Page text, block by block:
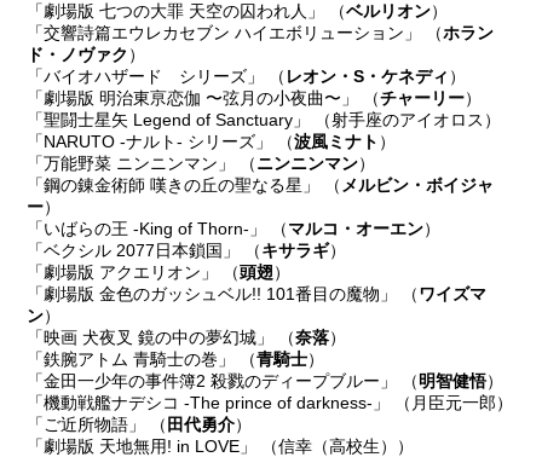
「劇場版 七つの大罪 天空の囚われ人」 （ベルリオン）
「交響詩篇エウレカセブン ハイエボリューション」 （ホラン
ド・ノヴァク ）
「バイオハザード シリーズ」 （ レオン・S・ケネディ ）
「劇場版 明治東亰恋伽 〜弦月の小夜曲〜」 （チャーリー）
「聖闘士星矢 Legend of Sanctuary」 （射手座のアイオロス）
「NARUTO -ナルト- シリーズ」 （波風ミナト ）
「万能野菜 ニンニンマン」 （ニンニンマン）
「鋼の錬金術師 嘆きの丘の聖なる星」 （ メルビン・ボイジャ
ー）
「いばらの王 -King of Thorn-」 （マルコ・オーエン）
「ベクシル 2077日本鎖国」 （キサラギ）
「劇場版 アクエリオン」 （頭翅）
「劇場版 金色のガッシュベル!! 101番目の魔物」 （ワイズマ
ン）
「映画 犬夜叉 鏡の中の夢幻城」 （奈落）
「鉄腕アトム 青騎士の巻」 （青騎士）
「金田一少年の事件簿2 殺戮のディープブルー」 （明智健悟）
「機動戦艦ナデシコ -The prince of darkness-」 （月臣元一郎）
「ご近所物語」 （ 田代勇介）
「劇場版 天地無用! in LOVE」 （信幸（高校生））